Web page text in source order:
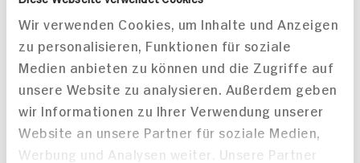
Wir verwenden Cookies, um Inhalte und Anzeigen
zu personalisieren, Funktionen für soziale
Medien anbieten zu können und die Zugriffe auf
unsere Website zu analysieren. Außerdem geben
wir Informationen zu Ihrer Verwendung unserer
Website an unsere Partner für soziale Medien,
Werbung und Analysen weiter. Unsere Partner
Süße Pfannkuchen für 2
Personen
595 kcal p. Portion
Leicht
Vegan
Vegetarisch
Apfelkuchen mit
Apfelmus
80 min
224 kcal p. Portion
Leicht
Vegan